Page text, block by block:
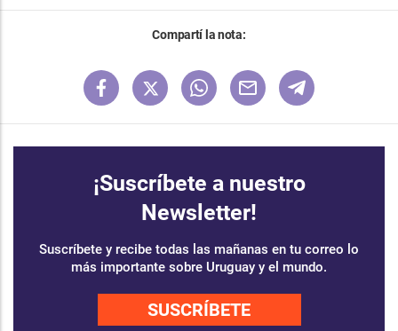
Compartí la nota:
¡Suscríbete a nuestro
Newsletter!
Suscríbete y recibe todas las mañanas en tu correo lo
más importante sobre Uruguay y el mundo.
SUSCRÍBETE